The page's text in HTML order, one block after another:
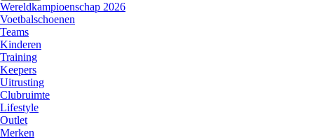
Wereldkampioenschap 2026
Voetbalschoenen
Teams
Kinderen
Training
Keepers
Uitrusting
Clubruimte
Lifestyle
Outlet
Merken